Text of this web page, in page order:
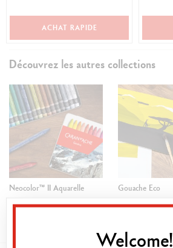
ACHAT RAPIDE
Découvrez les autres collections
Neocolor™ II Aquarelle Gouache Eco
Welcome!